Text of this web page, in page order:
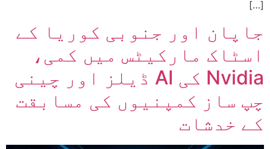
[…]
جاپان اور جنوبی کوریا کے
اسٹاک مارکیٹس میں کمی،
Nvidia کی AI ڈیلز اور چینی
چپ ساز کمپنیوں کی مسابقت
کے خدشات